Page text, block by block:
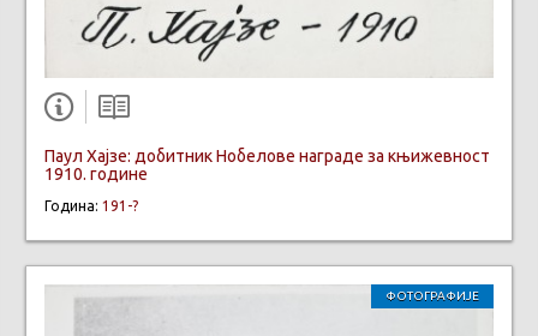
Паул Хајзе: добитник Нобелове награде за књижевност
1910. године
Година: 191-?
ФОТОГРАФИЈЕ